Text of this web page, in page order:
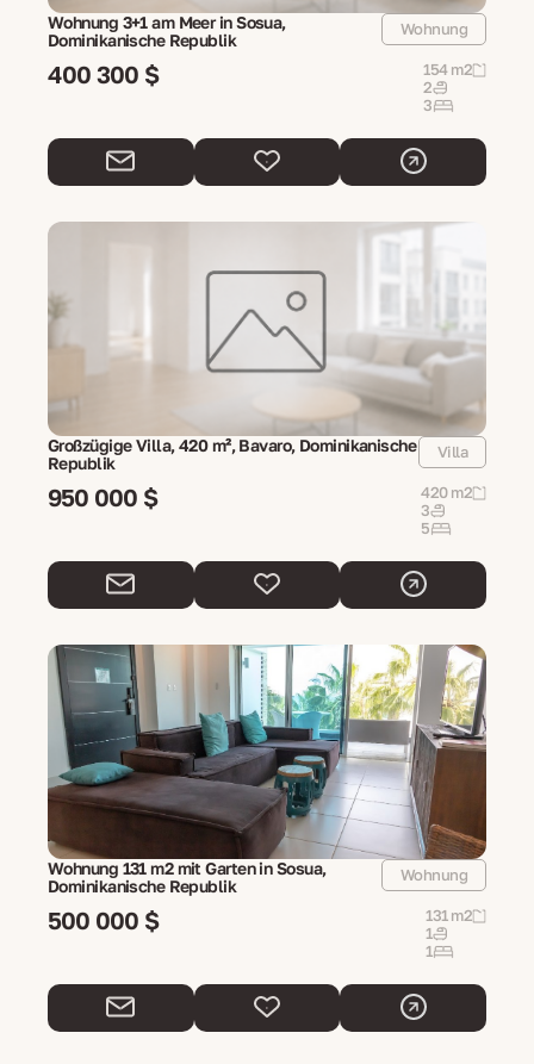
Wohnung 3+1 am Meer in Sosua,
Dominikanische Republik
Wohnung
400 300 $
154 m2
2
3
Großzügige Villa, 420 m², Bavaro, Dominikanische
Republik
Villa
950 000 $
420 m2
3
5
Wohnung 131 m2 mit Garten in Sosua,
Dominikanische Republik
Wohnung
500 000 $
131 m2
1
1